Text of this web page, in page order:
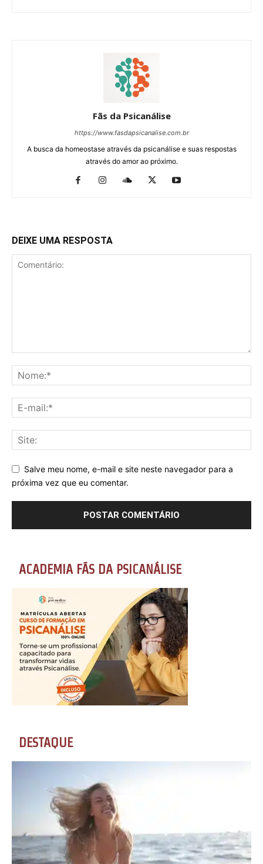
Fãs da Psicanálise
https://www.fasdapsicanalise.com.br
A busca da homeostase através da psicanálise e suas respostas
através do amor ao próximo.
DEIXE UMA RESPOSTA
Salve meu nome, e-mail e site neste navegador para a
próxima vez que eu comentar.
ACADEMIA FÃS DA PSICANÁLISE
DESTAQUE